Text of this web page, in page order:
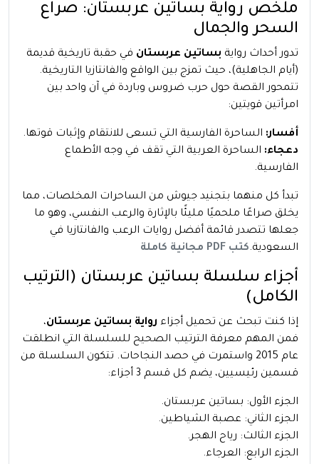
ملخص رواية بساتين عربستان: صراع
السحر والجمال
تدور أحداث رواية بساتين عربستان في حقبة تاريخية قديمة
(أيام الجاهلية)، حيث تمزج بين الواقع والفانتازيا التاريخية.
تتمحور القصة حول حرب ضروس وباردة في آن واحد بين
امرأتين قويتين:
أفسار: الساحرة الفارسية التي تسعى للانتقام وإثبات قوتها.
دعجاء: الساحرة العربية التي تقف في وجه الأطماع
الفارسية.
تبدأ كل منهما بتجنيد جيوش من الساحرات المخلصات، مما
يخلق صراعًا ملحميًا مليئًا بالإثارة والرعب النفسي، وهو ما
جعلها تتصدر قائمة أفضل روايات الرعب والفانتازيا في
السعودية.كتب PDF مجانية كاملة
أجزاء سلسلة بساتين عربستان (الترتيب
الكامل)
إذا كنت تبحث عن تحميل أجزاء رواية بساتين عربستان،
فمن المهم معرفة الترتيب الصحيح للسلسلة التي انطلقت
عام 2015 واستمرت في حصد النجاحات. تتكون السلسلة من
قسمين رئيسيين، يضم كل قسم 3 أجزاء:
الجزء الأول: بساتين عربستان.
الجزء الثاني: عصبة الشياطين.
الجزء الثالث: رياح الهجر.
الجزء الرابع: العرجاء.